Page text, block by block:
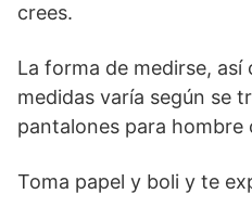
crees.
La forma de medirse, así
medidas varía según se
pantalones para hombre
Toma papel y boli y te